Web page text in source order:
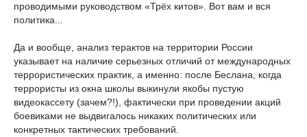
проводимыми руководством «Трёх китов». Вот вам и вся
политика...
Да и вообще, анализ терактов на территории России
указывает на наличие серьезных отличий от международных
террористических практик, а именно: после Беслана, когда
террористы из окна школы выкинули якобы пустую
видеокассету (зачем?!), фактически при проведении акций
боевиками не выдвигалось никаких политических или
конкретных тактических требований.